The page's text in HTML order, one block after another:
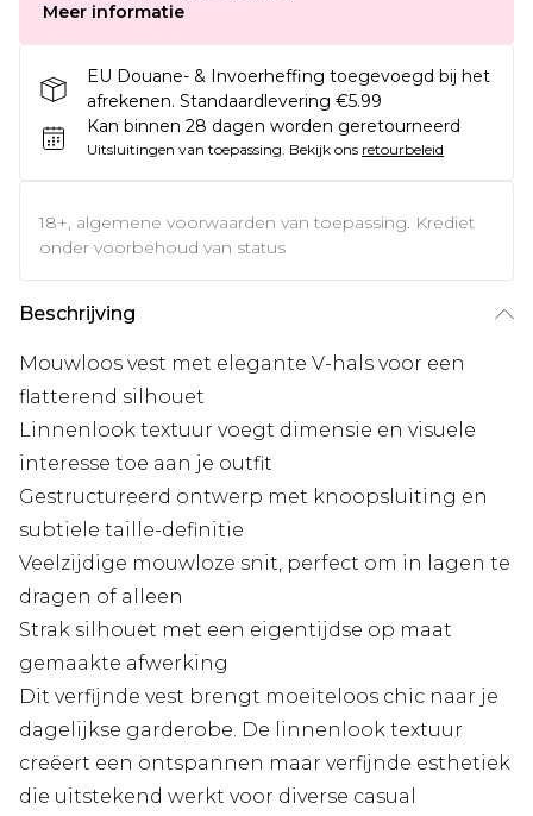
Meer informatie
EU Douane- & Invoerheffing toegevoegd bij het
afrekenen. Standaardlevering €5.99
Kan binnen 28 dagen worden geretourneerd
Uitsluitingen van toepassing. Bekijk ons retourbeleid
18+, algemene voorwaarden van toepassing. Krediet
onder voorbehoud van status
Beschrijving
Mouwloos vest met elegante V-hals voor een
flatterend silhouet
Linnenlook textuur voegt dimensie en visuele
interesse toe aan je outfit
Gestructureerd ontwerp met knoopsluiting en
subtiele taille-definitie
Veelzijdige mouwloze snit, perfect om in lagen te
dragen of alleen
Strak silhouet met een eigentijdse op maat
gemaakte afwerking
Dit verfijnde vest brengt moeiteloos chic naar je
dagelijkse garderobe. De linnenlook textuur
creëert een ontspannen maar verfijnde esthetiek
die uitstekend werkt voor diverse casual